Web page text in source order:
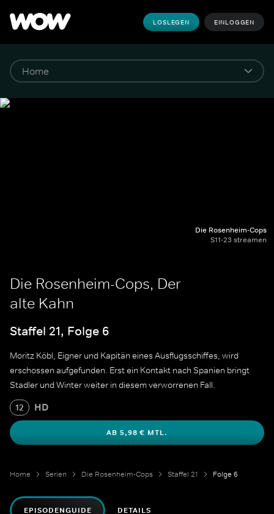
LOSLEGEN EINLOGGEN
Die Rosenheim-Cops
S11-23 streamen
Die Rosenheim-Cops, Der
alte Kahn
Staffel 21, Folge 6
Moritz Köbl, Eigner und Kapitän eines Ausflugsschiffes, wird
erschossen aufgefunden. Erst ein Kontakt nach Spanien bringt
Stadler und Winter weiter in diesem verworrenen Fall.
12 HD
AB 5,98 € MTL.
Home Serien Die Rosenheim-Cops Staffel 21 Folge 6
EPISODENGUIDE DETAILS